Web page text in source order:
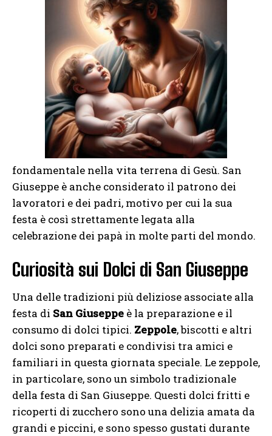
fondamentale nella vita terrena di Gesù. San
Giuseppe è anche considerato il patrono dei
lavoratori e dei padri, motivo per cui la sua
festa è così strettamente legata alla
celebrazione dei papà in molte parti del mondo.
Curiosità sui Dolci di San Giuseppe
Una delle tradizioni più deliziose associate alla
festa di San Giuseppe è la preparazione e il
consumo di dolci tipici. Zeppole, biscotti e altri
dolci sono preparati e condivisi tra amici e
familiari in questa giornata speciale. Le zeppole,
in particolare, sono un simbolo tradizionale
della festa di San Giuseppe. Questi dolci fritti e
ricoperti di zucchero sono una delizia amata da
grandi e piccini, e sono spesso gustati durante